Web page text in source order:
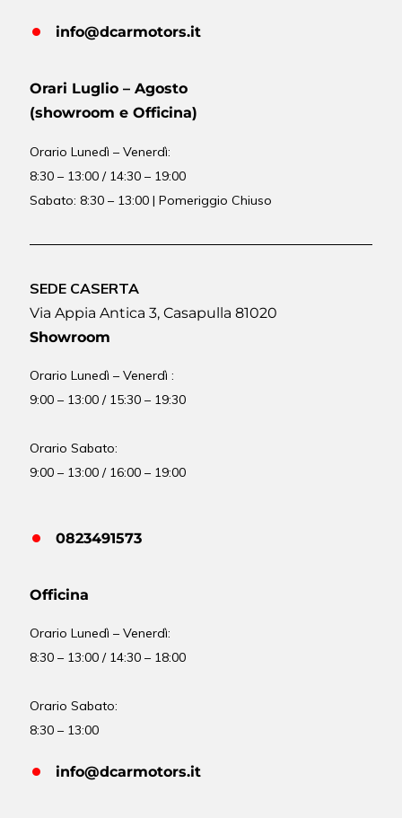
info@dcarmotors.it
Orari Luglio – Agosto
(showroom e Officina)
OrarioLunedì – Venerdì:
8:30 – 13:00 / 14:30 – 19:00
Sabato: 8:30 – 13:00 | Pomeriggio Chiuso
SEDE CASERTA
Via Appia Antica 3, Casapulla 81020
Showroom
Orario Lunedì – Venerdì :
9:00 – 13:00 / 15:30 – 19:30
Orario Sabato:
9:00 – 13:00 / 16:00 – 19:00
0823491573
Officina
OrarioLunedì – Venerdì:
8:30 – 13:00 / 14:30 – 18:00
Orario Sabato:
8:30 – 13:00
info@dcarmotors.it